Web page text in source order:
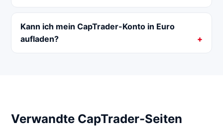
Kann ich mein CapTrader-Konto in Euro
aufladen?
Verwandte CapTrader-Seiten